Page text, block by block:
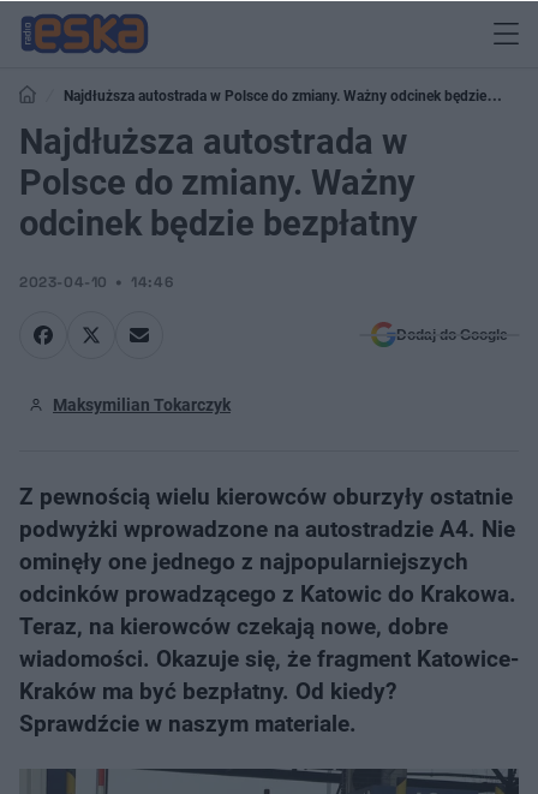
Najdłuższa autostrada w Polsce do zmiany. Ważny odcinek będzie
bezpłatny
Najdłuższa autostrada w
Polsce do zmiany. Ważny
odcinek będzie bezpłatny
2023-04-10 14:46
Dodaj do Google
Maksymilian Tokarczyk
Z pewnością wielu kierowców oburzyły ostatnie
podwyżki wprowadzone na autostradzie A4. Nie
ominęły one jednego z najpopularniejszych
odcinków prowadzącego z Katowic do Krakowa.
Teraz, na kierowców czekają nowe, dobre
wiadomości. Okazuje się, że fragment Katowice-
Kraków ma być bezpłatny. Od kiedy?
Sprawdźcie w naszym materiale.